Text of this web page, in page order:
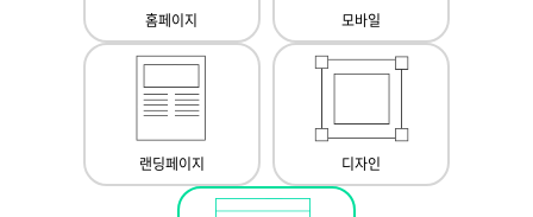
홈페이지 모바일
랜딩페이지 디자인